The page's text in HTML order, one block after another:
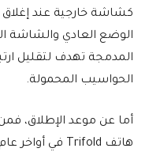
كشاشة خارجية عند إغلاق
الوضع العادي والشاشة
المدمجة تهدف لتقليل
الحواسيب المحمولة.
أما عن موعد الإطلاق،